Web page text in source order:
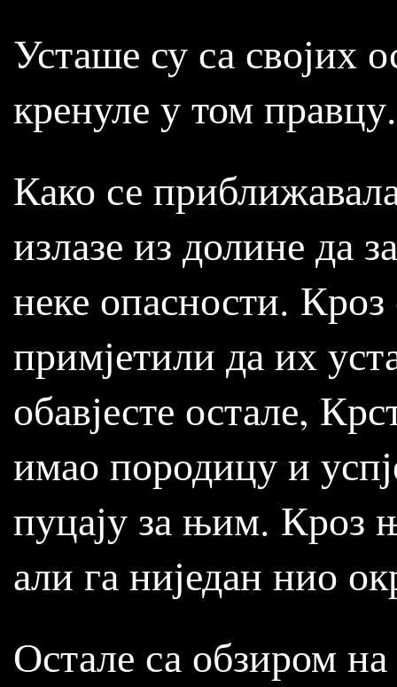
Усташе су са својих
кренуле у том правцу.
Како се
излазе из долине да
неке опасности.
примјетили да их
обавјесте остале,
имао породицу и
пуцају за њим. Кроз
али га ниједан нио
Остале са обзиром